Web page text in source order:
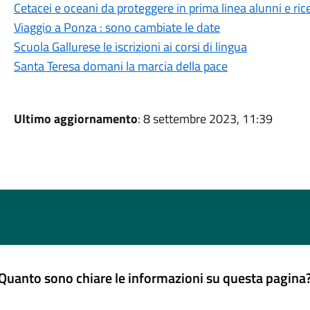
Cetacei e oceani da proteggere in prima linea alunni e
Viaggio a Ponza : sono cambiate le date
Scuola Gallurese le iscrizioni ai corsi di lingua
Santa Teresa domani la marcia della pace
Ultimo aggiornamento: 8 settembre 2023, 11:39
sono chiare le informazioni su questa